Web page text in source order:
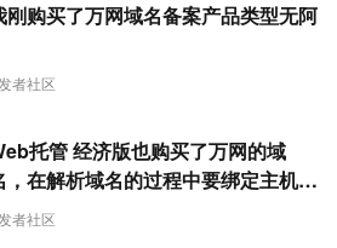
者社区
购买了万网域名备案产品类型无阿
者社区
托管 经济版也购买了万网的域
在解析域名的过程中要绑定主机
怎么获取？